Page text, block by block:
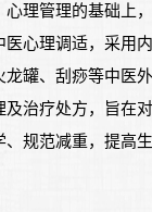
理管理的基础上
心理调适，采用
罐、刮痧等中医
治疗处方，旨在
规范减重，提高生